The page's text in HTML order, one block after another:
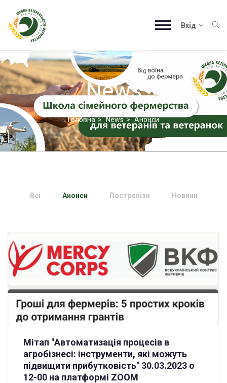
Вхід
News
Головна News Анонси
Всі Анонси Пострелізи Новини
Мітап "Автоматизація процесів в
агробізнесі: інструменти, які можуть
підвищити прибутковість" 30.03.2023 о
12-00 на платформі ZOOM